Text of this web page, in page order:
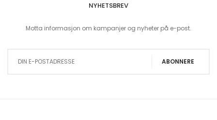
NYHETSBREV
Motta informasjon om kampanjer og nyheter på e-post.
ABONNERE